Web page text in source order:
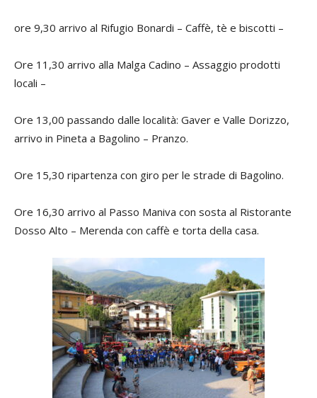
ore 9,30 arrivo al Rifugio Bonardi – Caffè, tè e biscotti –
Ore 11,30 arrivo alla Malga Cadino – Assaggio prodotti
locali –
Ore 13,00 passando dalle località: Gaver e Valle Dorizzo,
arrivo in Pineta a Bagolino – Pranzo.
Ore 15,30 ripartenza con giro per le strade di Bagolino.
Ore 16,30 arrivo al Passo Maniva con sosta al Ristorante
Dosso Alto – Merenda con caffè e torta della casa.